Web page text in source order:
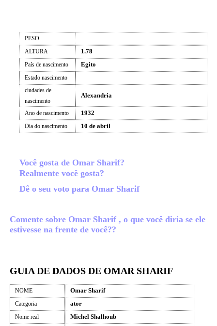
PESO
ALTURA
1.78
País de nascimento Egito
Estado nascimento
ciudades de
nascimento
Alexandria
Ano de nascimento 1932
Dia do nascimento 10 de abril
Você gosta de Omar Sharif?
Realmente você gosta?
Dê o seu voto para Omar Sharif
Comente sobre Omar Sharif , o que você diria se ele
estivesse na frente de você??
GUIA DE DADOS DE OMAR SHARIF
NOME Omar Sharif
Categoria ator
Nome real Michel Shalhoub